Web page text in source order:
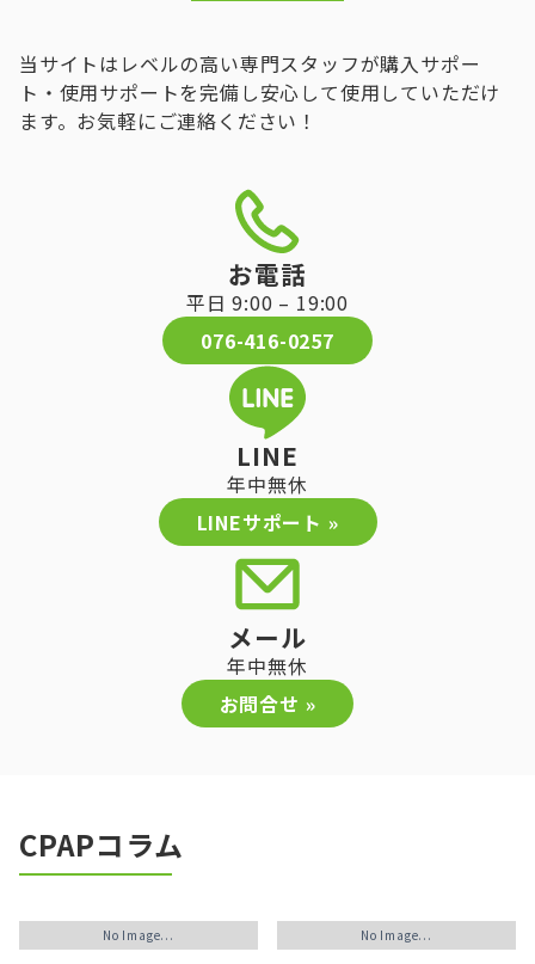
当サイトはレベルの高い専門スタッフが購入サポー
ト・使用サポートを完備し安心して使用していただけ
ます。お気軽にご連絡ください！
お電話
平日 9:00 – 19:00
076-416-0257
LINE
年中無休
LINEサポート »
メール
年中無休
お問合せ »
CPAPコラム
No Image... No Image...